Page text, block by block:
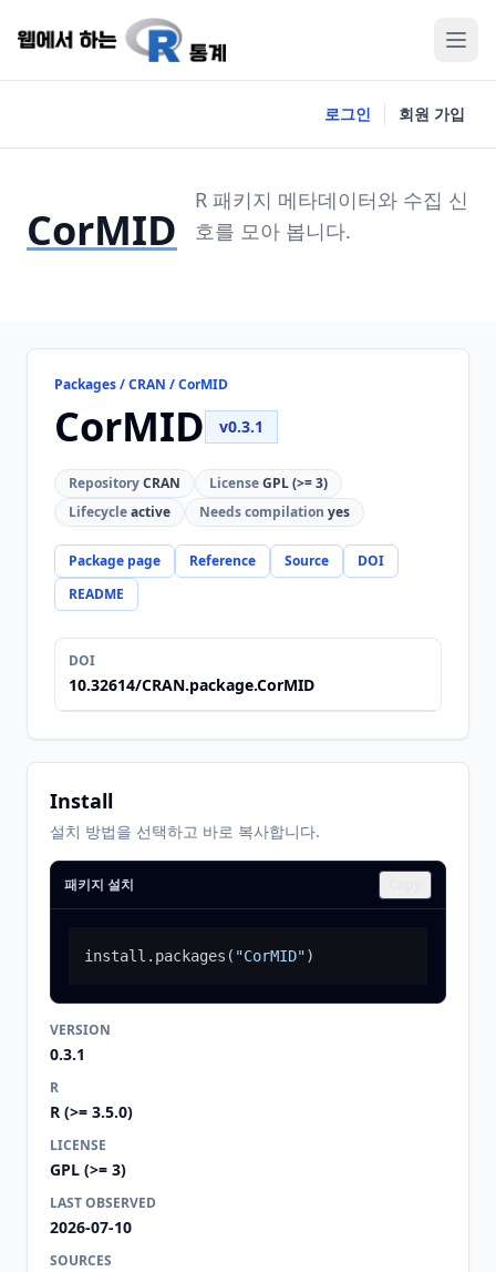
로그인 회원 가입
CorMID
R 패키지 메타데이터와 수집 신
호를 모아 봅니다.
Packages / CRAN / CorMID
CorMID v0.3.1
RepositoryCRAN LicenseGPL (>= 3)
Lifecycleactive Needs compilation yes
Package page Reference Source
DOI
README
DOI
10.32614/CRAN.package.CorMID
Install
설치 방법을 선택하고 바로 복사합니다.
패키지 설치
install.packages ( "CorMID")
VERSION
0.3.1
R
R (>= 3.5.0)
LICENSE
GPL (>= 3)
LAST OBSERVED
2026-07-10
SOURCES